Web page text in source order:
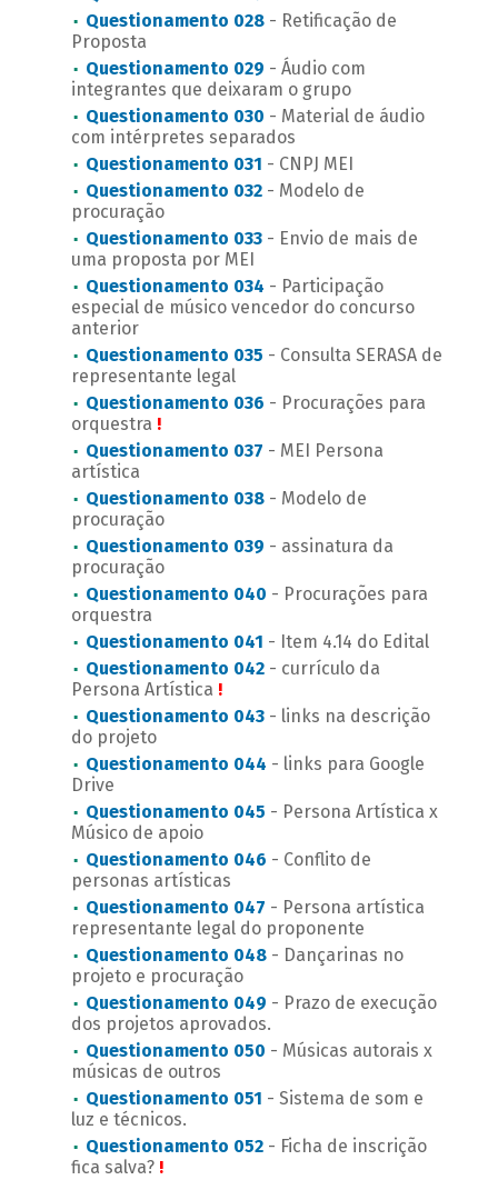
Questionamento 028 - Retificação de
Proposta
Questionamento 029 - Áudio com
integrantes que deixaram o grupo
Questionamento 030 - Material de áudio
com intérpretes separados
Questionamento 031 - CNPJ MEI
Questionamento 032 - Modelo de
procuração
Questionamento 033 - Envio de mais de
uma proposta por MEI
Questionamento 034 - Participação
especial de músico vencedor do concurso
anterior
Questionamento 035 - Consulta SERASA de
representante legal
Questionamento 036 - Procurações para
orquestra !
Questionamento 037 - MEI Persona
artística
Questionamento 038 - Modelo de
procuração
Questionamento 039 - assinatura da
procuração
Questionamento 040 - Procurações para
orquestra
Questionamento 041 - Item 4.14 do Edital
Questionamento 042 - currículo da
Persona Artística !
Questionamento 043 - links na descrição
do projeto
Questionamento 044 - links para Google
Drive
Questionamento 045 - Persona Artística x
Músico de apoio
Questionamento 046 - Conflito de
personas artísticas
Questionamento 047 - Persona artística
representante legal do proponente
Questionamento 048 - Dançarinas no
projeto e procuração
Questionamento 049 - Prazo de execução
dos projetos aprovados.
Questionamento 050 - Músicas autorais x
músicas de outros
Questionamento 051 - Sistema de som e
luz e técnicos.
Questionamento 052 - Ficha de inscrição
fica salva? !